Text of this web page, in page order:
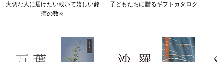
大切な人に届けたい載いて嬉しい銘
酒の数々
子どもたちに贈るギフトカタログ